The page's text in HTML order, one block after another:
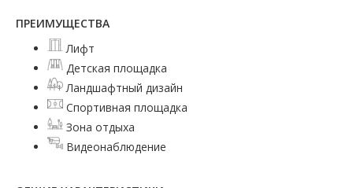
ПРЕИМУЩЕСТВА
Лифт
Детская площадка
Ландшафтный дизайн
Спортивная площадка
Зона отдыха
Видеонаблюдение